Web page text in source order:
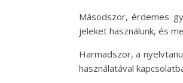
Másodszor, érdemes
jeleket használunk, és
Harmadszor, a
használatával